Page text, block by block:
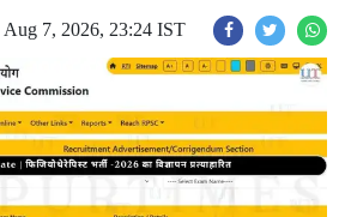
Aug 7, 2026, 23:24 IST